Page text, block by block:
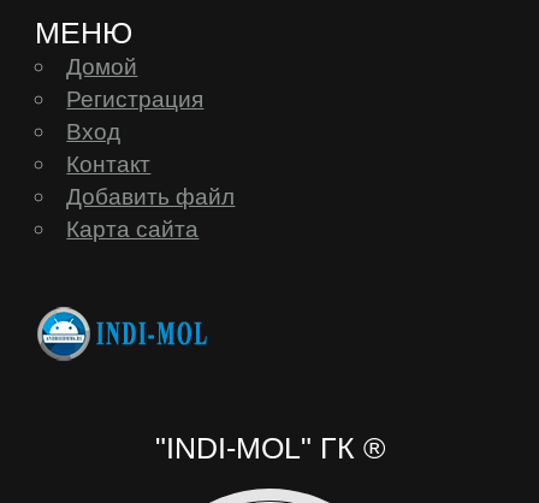
МЕНЮ
Домой
Регистрация
Вход
Контакт
Добавить файл
Карта сайта
"INDI-MOL" ГК ®
Mystery
Nautilus
Nextbook
Nvidia